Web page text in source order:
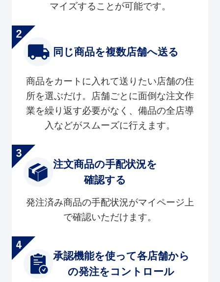
マイズすることが可能です。
同じ商品を複数店舗へ送る
商品をカートに入れて送りたい店舗の住
所を選ぶだけ。店舗ごとに面倒な注文作
業を繰り返す必要がなく、備品の全店導
入などがスムーズに行えます。
注文商品の手配状況を
確認する
発注済み商品の手配状況がマイページ上
で確認いただけます。
承認機能を使って各店舗から
の発注をコントロール